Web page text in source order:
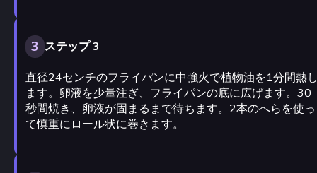
3 ステップ 3
直径24センチのフライパンに中強火で植物油を1分間熱
ます。卵液を少量注ぎ、フライパンの底に広げます。30
秒間焼き、卵液が固まるまで待ちます。2本のへらを使っ
て慎重にロール状に巻きます。